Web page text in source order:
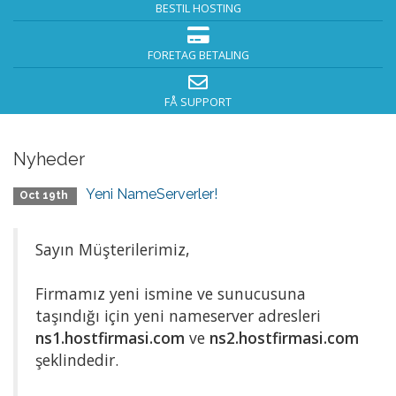
BESTIL HOSTING
FORETAG BETALING
FÅ SUPPORT
Nyheder
Oct 19th Yeni NameServerler!
Sayın Müşterilerimiz,
Firmamız yeni ismine ve sunucusuna
taşındığı için yeni nameserver adresleri
ns1.hostfirmasi.com ve ns2.hostfirmasi.com
şeklindedir.